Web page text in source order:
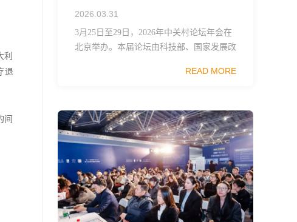
利
退
间
2026.03.31
3月25日至29日，2026年中关村论坛年会在
北京举办。本届论坛由科技部、国家发展改
国科学院、中国工程院、中国科协和北京市
READ MORE